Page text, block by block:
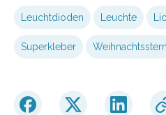
Leuchtdioden Leuchte
Superkleber Weihnachtsstern